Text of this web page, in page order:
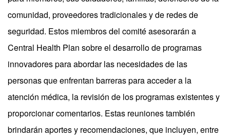
comunidad, proveedores tradicionales y de redes de
seguridad. Estos miembros del comité asesorarán a
Central Health Plan sobre el desarrollo de programas
innovadores para abordar las necesidades de las
personas que enfrentan barreras para acceder a la
atención médica, la revisión de los programas existentes y
proporcionar comentarios. Estas reuniones también
brindarán aportes y recomendaciones, que incluyen, entre